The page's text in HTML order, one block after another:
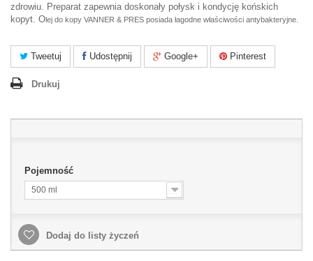
zdrowiu. Preparat zapewnia doskonały połysk i kondycję końskich
kopyt. Olej do kopy VANNER & PRES posiada łagodne właściwości antybakteryjne.
Tweetuj Udostępnij Google+ Pinterest
Drukuj
Pojemność
500 ml
Dodaj do listy życzeń